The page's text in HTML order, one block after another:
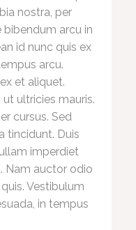
nostra, per
bibendum arcu in
id nunc quis ex
arcu.
et aliquet.
ultricies mauris.
cursus. Sed
tincidunt. Duis
imperdiet
Nam auctor odio
Vestibulum
in tempus